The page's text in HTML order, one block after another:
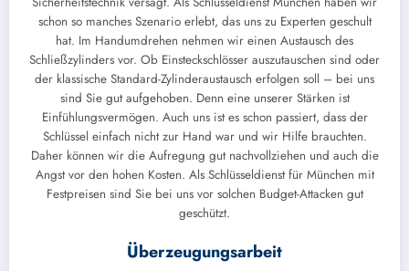
schon so manches Szenario erlebt, das uns zu Experten geschult
hat. Im Handumdrehen nehmen wir einen Austausch des
Schließzylinders vor. Ob Einsteckschlösser auszutauschen sind oder
der klassische Standard-Zylinderaustausch erfolgen soll – bei uns
sind Sie gut aufgehoben. Denn eine unserer Stärken ist
Einfühlungsvermögen. Auch uns ist es schon passiert, dass der
Schlüssel einfach nicht zur Hand war und wir Hilfe brauchten.
Daher können wir die Aufregung gut nachvollziehen und auch die
Angst vor den hohen Kosten. Als Schlüsseldienst für München mit
Festpreisen sind Sie bei uns vor solchen Budget-Attacken gut
geschützt.
Überzeugungsarbeit